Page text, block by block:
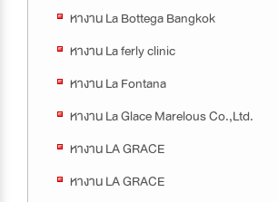
หางาน La Bottega Bangkok
หางาน La ferly clinic
หางาน La Fontana
หางาน La Glace Marelous Co.,Ltd.
หางาน LA GRACE
หางาน LA GRACE